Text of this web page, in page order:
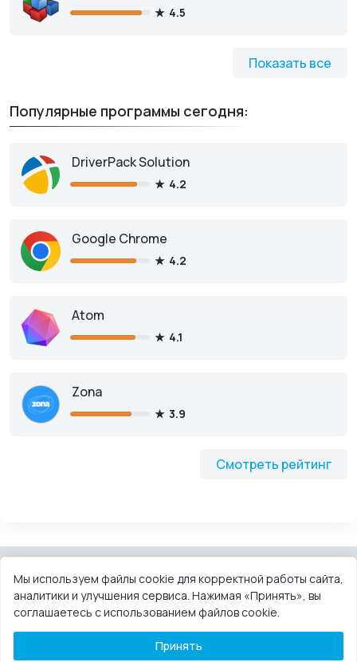
Показать все
4.5
Популярные программы сегодня:
Смотреть рейтинг
DriverPack Solution
4.2
Google Chrome
4.2
Atom
4.1
Zona
3.9
КОНТАКТЫ
ПОЛЬЗОВАТЕЛЬСКОЕ СОГЛАШЕНИЕ
ПРАВООБЛАДАТЕЛЯМ
DMCA
Мы используем файлы cookie для корректной работы сайта,
аналитики и улучшения сервиса. Нажимая «Принять», вы
соглашаетесь с использованием файлов cookie.
Принять